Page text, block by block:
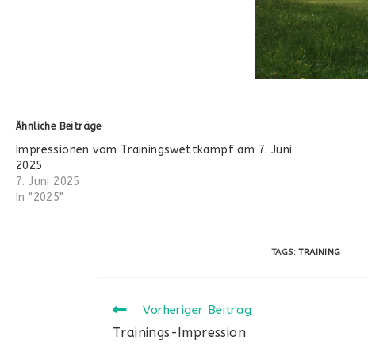
Ähnliche Beiträge
Impressionen vom Trainingswettkampf am 7. Juni
2025
7. Juni 2025
In "2025"
TAGS:TRAINING
Weitere
Artikel
ansehen
Vorheriger Beitrag
Trainings-Impression